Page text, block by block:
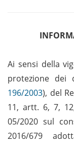
Ai sensi della
protezione dei
196/2003), del
11, artt. 6, 7,
05/2020 sul
2016/679